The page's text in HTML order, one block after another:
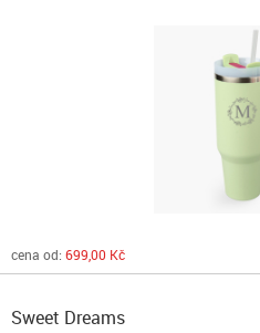
cena od: 699,00 Kč
Sweet Dreams